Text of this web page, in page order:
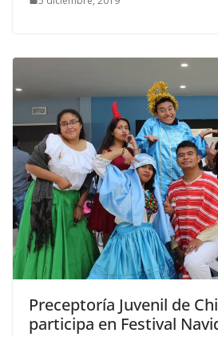
Preceptoría Juvenil de
participa en Festival